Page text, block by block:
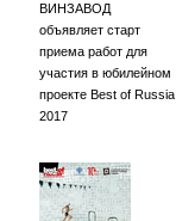
ВИНЗАВОД
объявляет старт
приема работ для
участия в юбилейном
проекте Best of Russia
2017